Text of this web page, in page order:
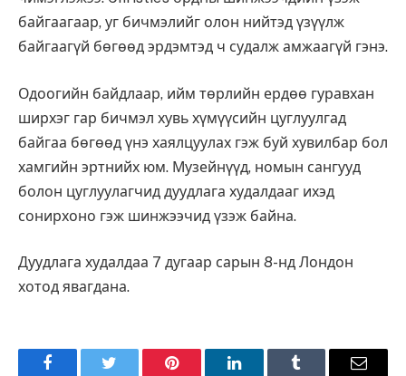
байгаагаар, уг бичмэлийг олон нийтэд үзүүлж
байгаагүй бөгөөд эрдэмтэд ч судалж амжаагүй гэнэ.
Одоогийн байдлаар, ийм төрлийн ердөө гуравхан
ширхэг гар бичмэл хувь хүмүүсийн цуглуулгад
байгаа бөгөөд үнэ хаялцуулах гэж буй хувилбар бол
хамгийн эртнийх юм. Музейнүүд, номын сангууд
болон цуглуулагчид дуудлага худалдааг ихэд
сонирхоно гэж шинжээчид үзэж байна.
Дуудлага худалдаа 7 дугаар сарын 8-нд Лондон
хотод явагдана.